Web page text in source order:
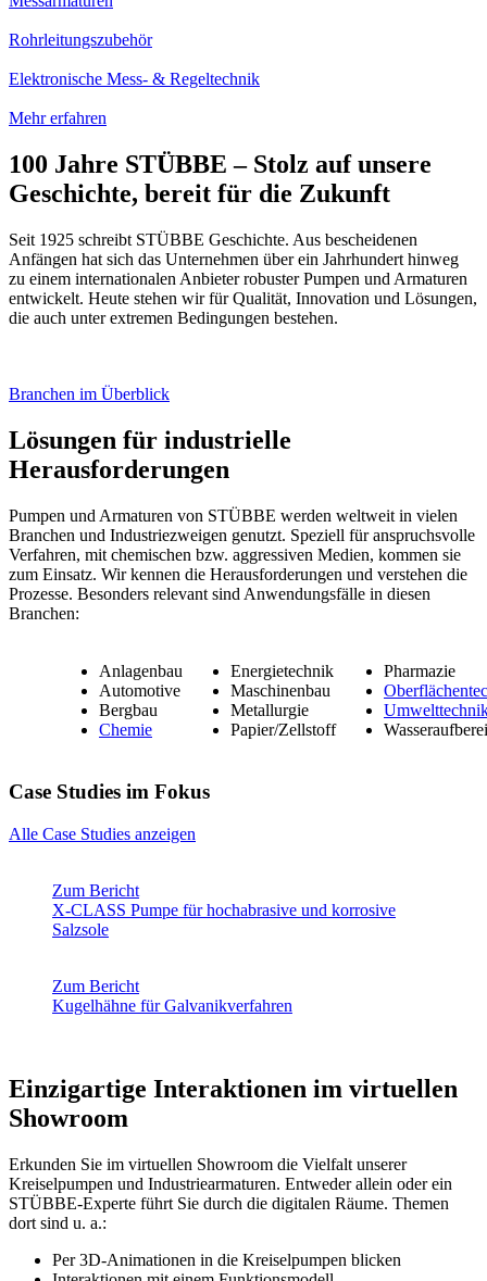
Rohrleitungszubehör
Elektronische Mess- & Regeltechnik
Mehr erfahren
100 Jahre STÜBBE – Stolz auf unsere
Geschichte, bereit für die Zukunft
Seit 1925 schreibt STÜBBE Geschichte. Aus bescheidenen
Anfängen hat sich das Unternehmen über ein Jahrhundert hinweg
zu einem internationalen Anbieter robuster Pumpen und Armaturen
entwickelt. Heute stehen wir für Qualität, Innovation und Lösungen,
die auch unter extremen Bedingungen bestehen.
Branchen im Überblick
Lösungen für industrielle
Herausforderungen
Pumpen und Armaturen von STÜBBE werden weltweit in vielen
Branchen und Industriezweigen genutzt. Speziell für anspruchsvolle
Verfahren, mit chemischen bzw. aggressiven Medien, kommen sie
zum Einsatz. Wir kennen die Herausforderungen und verstehen die
Prozesse. Besonders relevant sind Anwendungsfälle in diesen
Branchen:
Anlagenbau
Automotive
Bergbau
Chemie
Energietechnik
Maschinenbau
Metallurgie
Papier/Zellstoff
Pharmazie
Case Studies im Fokus
Alle Case Studies anzeigen
Zum Bericht
X-CLASS Pumpe für hochabrasive und korrosive
Salzsole
Zum Bericht
Kugelhähne für Galvanikverfahren
Einzigartige Interaktionen im virtuellen
Showroom
Erkunden Sie im virtuellen Showroom die Vielfalt unserer
Kreiselpumpen und Industriearmaturen. Entweder allein oder ein
STÜBBE-Experte führt Sie durch die digitalen Räume. Themen
dort sind u. a.:
Per 3D-Animationen in die Kreiselpumpen blicken